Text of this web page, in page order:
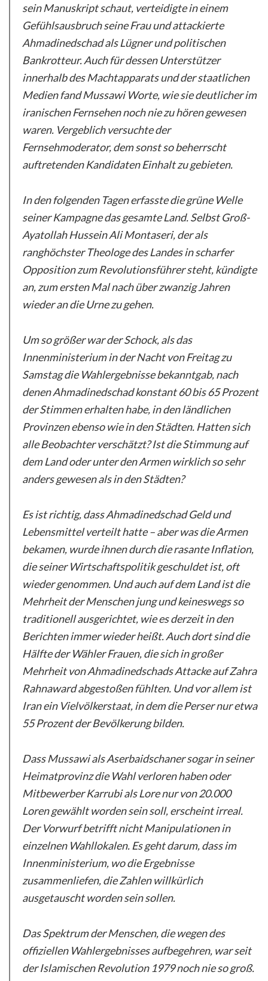
sein Manuskript schaut, verteidigte in einem
Gefühlsausbruch seine Frau und attackierte
Ahmadinedschad als Lügner und politischen
Bankrotteur. Auch für dessen Unterstützer
innerhalb des Machtapparats und der staatlichen
Medien fand Mussawi Worte, wie sie deutlicher im
iranischen Fernsehen noch nie zu hören gewesen
waren. Vergeblich versuchte der
Fernsehmoderator, dem sonst so beherrscht
auftretenden Kandidaten Einhalt zu gebieten.
In den folgenden Tagen erfasste die grüne Welle
seiner Kampagne das gesamte Land. Selbst Groß-
Ayatollah Hussein Ali Montaseri, der als
ranghöchster Theologe des Landes in scharfer
Opposition zum Revolutionsführer steht, kündigte
an, zum ersten Mal nach über zwanzig Jahren
wieder an die Urne zu gehen.
Um so größer war der Schock, als das
Innenministerium in der Nacht von Freitag zu
Samstag die Wahlergebnisse bekanntgab, nach
denen Ahmadinedschad konstant 60 bis 65 Prozent
der Stimmen erhalten habe, in den ländlichen
Provinzen ebenso wie in den Städten. Hatten sich
alle Beobachter verschätzt? Ist die Stimmung auf
dem Land oder unter den Armen wirklich so sehr
anders gewesen als in den Städten?
Es ist richtig, dass Ahmadinedschad Geld und
Lebensmittel verteilt hatte – aber was die Armen
bekamen, wurde ihnen durch die rasante Inflation,
die seiner Wirtschaftspolitik geschuldet ist, oft
wieder genommen. Und auch auf dem Land ist die
Mehrheit der Menschen jung und keineswegs so
traditionell ausgerichtet, wie es derzeit in den
Berichten immer wieder heißt. Auch dort sind die
Hälfte der Wähler Frauen, die sich in großer
Mehrheit von Ahmadinedschads Attacke auf Zahra
Rahnaward abgestoßen fühlten. Und vor allem ist
Iran ein Vielvölkerstaat, in dem die Perser nur etwa
55 Prozent der Bevölkerung bilden.
Dass Mussawi als Aserbaidschaner sogar in seiner
Heimatprovinz die Wahl verloren haben oder
Mitbewerber Karrubi als Lore nur von 20.000
Loren gewählt worden sein soll, erscheint irreal.
Der Vorwurf betrifft nicht Manipulationen in
einzelnen Wahllokalen. Es geht darum, dass im
Innenministerium, wo die Ergebnisse
zusammenliefen, die Zahlen willkürlich
ausgetauscht worden sein sollen.
Das Spektrum der Menschen, die wegen des
offiziellen Wahlergebnisses aufbegehren, war seit
der Islamischen Revolution 1979 noch nie so groß.